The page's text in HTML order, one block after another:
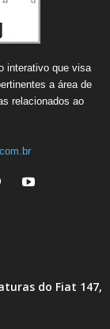
interativo que visa
a área de
relacionados ao
do Fiat 147,